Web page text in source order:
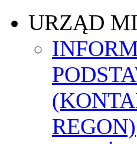
URZĄD
REGON)